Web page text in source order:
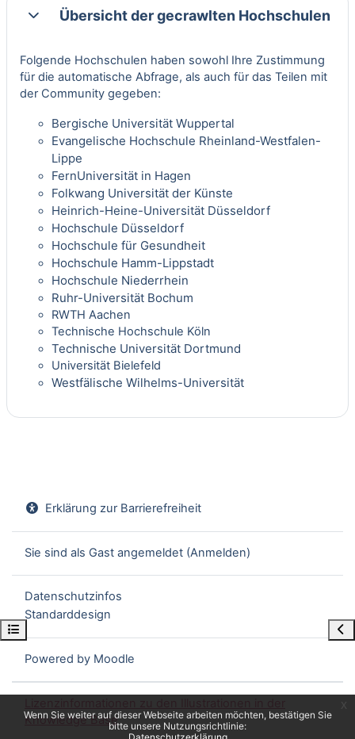
Wenn Sie weiter auf dieser Webseite arbeiten möchten, bestätigen Sie
bitte unsere Nutzungsrichtlinie:
Kursindex öffnen
EinklappenÜbersicht der gecrawlten Hochschulen
Folgende Hochschulen haben sowohl Ihre Zustimmung
für die automatische Abfrage, als auch für das Teilen mit
der Community gegeben:
Bergische Universität Wuppertal
Evangelische Hochschule Rheinland-Westfalen-
Lippe
FernUniversität in Hagen
Folkwang Universität der Künste
Heinrich-Heine-Universität Düsseldorf
Hochschule Düsseldorf
Hochschule für Gesundheit
Hochschule Hamm-Lippstadt
Hochschule Niederrhein
Ruhr-Universität Bochum
RWTH Aachen
Technische Hochschule Köln
Technische Universität Dortmund
Universität Bielefeld
Westfälische Wilhelms-Universität
Erklärung zur Barrierefreiheit
Sie sind als Gast angemeldet (Anmelden)
Datenschutzinfos
Standarddesign
Powered by Moodle
Knowledge Base